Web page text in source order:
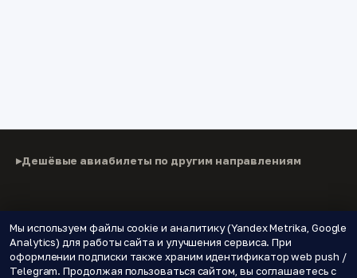
Мы используем файлы cookie и аналитику (Yandex Metrika, Google
Analytics) для работы сайта и улучшения сервиса. При
оформлении подписки также храним идентификатор web push /
Telegram. Продолжая пользоваться сайтом, вы соглашаетесь с
Дешёвые авиабилеты по другим направлениям
© 2026 Паломнику
Дешёвые авиабилеты, подписки на цены и новые
направления.